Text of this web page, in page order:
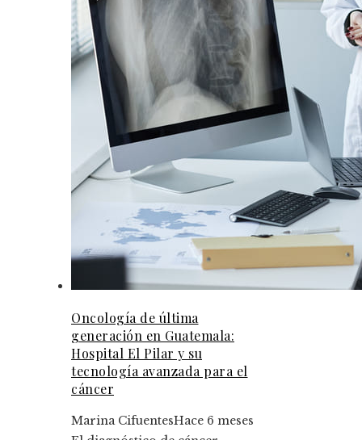
Oncología de última
generación en Guatemala:
Hospital El Pilar y su
tecnología avanzada para el
cáncer
Marina CifuentesHace 6 meses